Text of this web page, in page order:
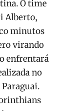
O time
Alberto,
minutos
virando
enfrentará
no